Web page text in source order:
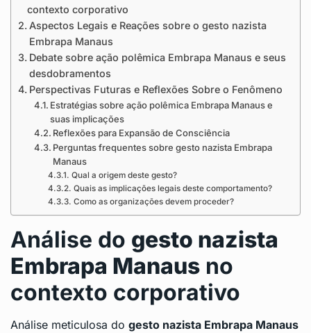
contexto corporativo
Aspectos Legais e Reações sobre o gesto nazista
Embrapa Manaus
Debate sobre ação polêmica Embrapa Manaus e seus
desdobramentos
Perspectivas Futuras e Reflexões Sobre o Fenômeno
Estratégias sobre ação polêmica Embrapa Manaus e
suas implicações
Reflexões para Expansão de Consciência
Perguntas frequentes sobre gesto nazista Embrapa
Manaus
Qual a origem deste gesto?
Quais as implicações legais deste comportamento?
Como as organizações devem proceder?
Análise do gesto nazista
Embrapa Manaus no
contexto corporativo
Análise meticulosa do gesto nazista Embrapa Manaus